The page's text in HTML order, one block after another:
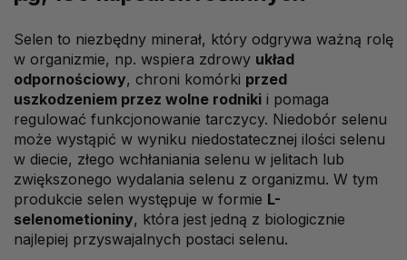
Selen to niezbędny minerał, który odgrywa ważną rolę
w organizmie, np. wspiera zdrowy układ
odpornościowy, chroni komórki przed
uszkodzeniem przez wolne rodniki i pomaga
regulować funkcjonowanie tarczycy. Niedobór selenu
może wystąpić w wyniku niedostatecznej ilości selenu
w diecie, złego wchłaniania selenu w jelitach lub
zwiększonego wydalania selenu z organizmu. W tym
produkcie selen występuje w formie L-
selenometioniny, która jest jedną z biologicznie
najlepiej przyswajalnych postaci selenu.